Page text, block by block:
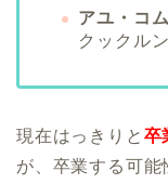
アユ・コ
クックルン
現在はっきりと 卒
が、卒業する可